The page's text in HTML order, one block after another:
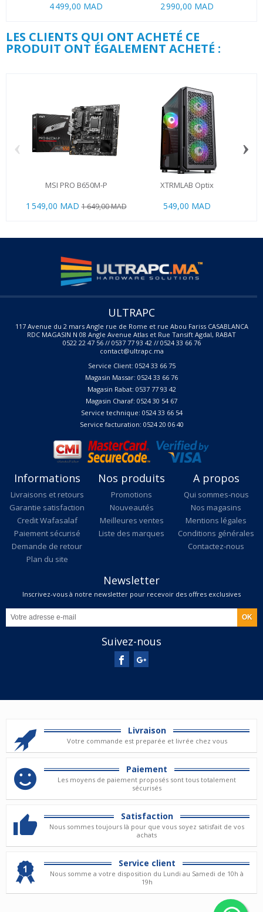
4 499,00 MAD 2 990,00 MAD
LES CLIENTS QUI ONT ACHETÉ CE
PRODUIT ONT ÉGALEMENT ACHETÉ :
MSI PRO B650M-P
1 549,00 MAD 1 649,00 MAD
XTRMLAB Optix
549,00 MAD
‹ ›
ULTRAPC
117 Avenue du 2 mars Angle rue de Rome et rue Abou Fariss CASABLANCA
RDC MAGASIN N 08 Angle Avenue Atlas et Rue Tansift Agdal, RABAT
0522 22 47 56 // 0537 77 93 42 // 0524 33 66 76
contact@ultrapc.ma
Service Client: 0524 33 66 75
Magasin Massar: 0524 33 66 76
Magasin Rabat: 0537 77 93 42
Magasin Charaf: 0524 30 54 67
Service technique: 0524 33 66 54
Service facturation: 0524 20 06 40
Informations
Livraisons et retours
Garantie satisfaction
Credit Wafasalaf
Paiement sécurisé
Demande de retour
Plan du site
Nos produits
Promotions
Nouveautés
Meilleures ventes
Liste des marques
A propos
Qui sommes-nous
Nos magasins
Mentions légales
Conditions générales
Contactez-nous
Newsletter
Inscrivez-vous à notre newsletter pour recevoir des offres exclusives
Suivez-nous
Livraison
Votre commande est preparée et livrée chez vous
Paiement
Les moyens de paiement proposés sont tous totalement
sécurisés
Satisfaction
Nous sommes toujours là pour que vous soyez satisfait de vos
achats
Service client
Nous somme a votre disposition du Lundi au Samedi de 10h à
19h